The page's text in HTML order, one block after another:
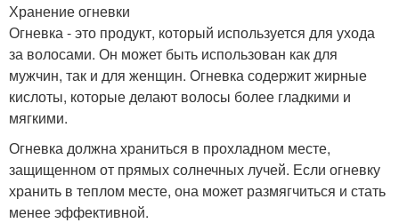
Хранение огневки
Огневка - это продукт, который используется для ухода
за волосами. Он может быть использован как для
мужчин, так и для женщин. Огневка содержит жирные
кислоты, которые делают волосы более гладкими и
мягкими.
Огневка должна храниться в прохладном месте,
защищенном от прямых солнечных лучей. Если огневку
хранить в теплом месте, она может размягчиться и стать
менее эффективной.